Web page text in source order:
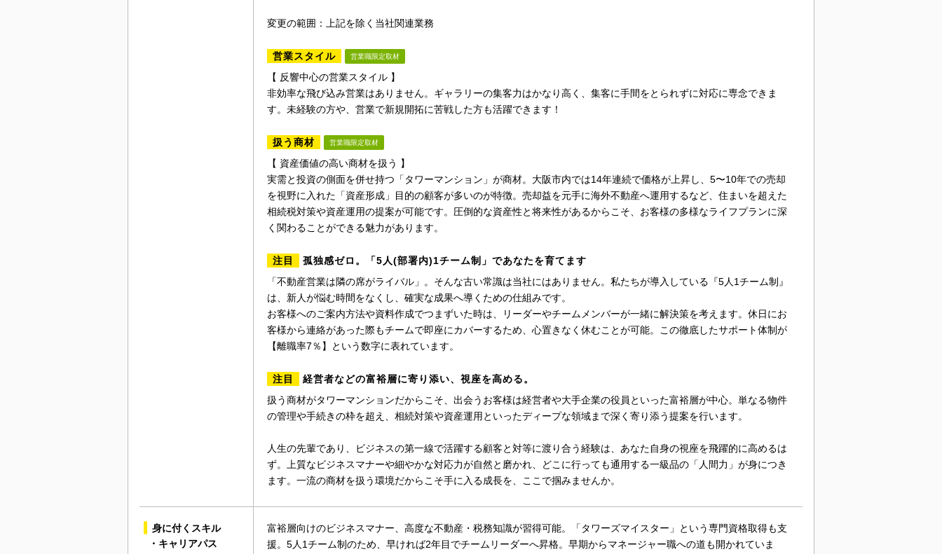
変更の範囲：上記を除く当社関連業務
営業スタイル 営業職限定取材
【 反響中心の営業スタイル 】
非効率な飛び込み営業はありません。ギャラリーの集客力はかなり高く、集客に手間をとられずに対応に専念できま
す。未経験の方や、営業で新規開拓に苦戦した方も活躍できます！
扱う商材 営業職限定取材
【 資産価値の高い商材を扱う 】
実需と投資の側面を併せ持つ「タワーマンション」が商材。大阪市内では14年連続で価格が上昇し、5〜10年での売却
を視野に入れた「資産形成」目的の顧客が多いのが特徴。売却益を元手に海外不動産へ運用するなど、住まいを超えた
相続税対策や資産運用の提案が可能です。圧倒的な資産性と将来性があるからこそ、お客様の多様なライフプランに深
く関わることができる魅力があります。
注目
孤独感ゼロ。「5人(部署内)1チーム制」であなたを育てます
「不動産営業は隣の席がライバル」。そんな古い常識は当社にはありません。私たちが導入している『5人1チーム制』
は、新人が悩む時間をなくし、確実な成果へ導くための仕組みです。
お客様へのご案内方法や資料作成でつまずいた時は、リーダーやチームメンバーが一緒に解決策を考えます。休日にお
客様から連絡があった際もチームで即座にカバーするため、心置きなく休むことが可能。この徹底したサポート体制が
【離職率7％】という数字に表れています。
注目
経営者などの富裕層に寄り添い、視座を高める。
扱う商材がタワーマンションだからこそ、出会うお客様は経営者や大手企業の役員といった富裕層が中心。単なる物件
の管理や手続きの枠を超え、相続対策や資産運用といったディープな領域まで深く寄り添う提案を行います。
人生の先輩であり、ビジネスの第一線で活躍する顧客と対等に渡り合う経験は、あなた自身の視座を飛躍的に高めるは
ず。上質なビジネスマナーや細やかな対応力が自然と磨かれ、どこに行っても通用する一級品の「人間力」が身につき
ます。一流の商材を扱う環境だからこそ手に入る成長を、ここで掴みませんか。
身に付くスキル
・キャリアパス
富裕層向けのビジネスマナー、高度な不動産・税務知識が習得可能。「タワーズマイスター」という専門資格取得も支
援。5人1チーム制のため、早ければ2年目でチームリーダーへ昇格。早期からマネージャー職への道も開かれていま